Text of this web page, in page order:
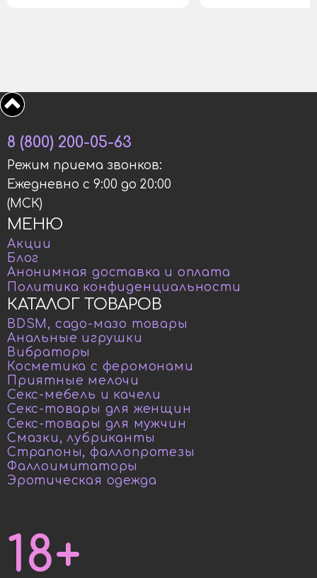
КАТАЛОГ ТОВАРОВ
BDSM, садо-мазо товары
Анальные игрушки
Вибраторы
Косметика с феромонами
Приятные мелочи
Секс-мебель и качели
Секс-товары для женщин
Секс-товары для мужчин
Смазки, лубриканты
Страпоны, фаллопротезы
Фаллоимитаторы
Эротическая одежда
МЕНЮ
Акции
Блог
Анонимная доставка и оплата
Политика конфиденциальности
8 (800) 200-05-63
Режим приема звонков:
Ежедневно с 9:00 до 20:00
(МСК)
18+